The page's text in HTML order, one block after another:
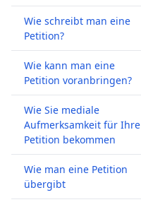
Wie schreibt man eine
Petition?
Wie kann man eine
Petition voranbringen?
Wie Sie mediale
Aufmerksamkeit für Ihre
Petition bekommen
Wie man eine Petition
übergibt